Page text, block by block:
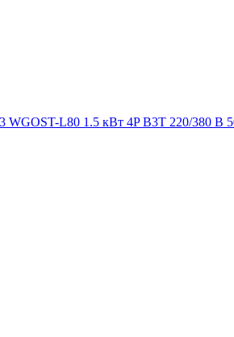
WGOST-L80 1.5 кВт 4P B3T 220/380 В